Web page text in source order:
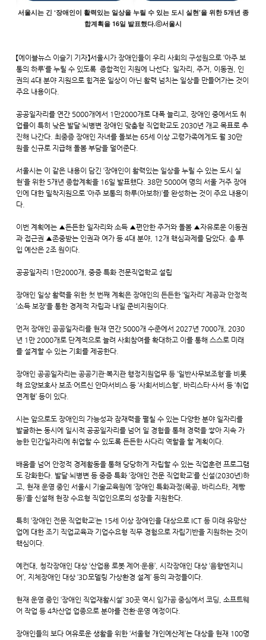
서울시는 긴 ‘장애인이 활력있는 일상을 누릴 수 있는 도시 실현’을 위한 5개년 종
합계획을 16일 발표했다.ⓒ서울시
【에이블뉴스 이슬기 기자】서울시가 장애인들이 우리 사회의 구성원으로 ‘아주 보
통의 하루’를 누릴 수 있도록 종합적인 지원에 나선다. 일자리, 주거, 이동권, 인
권의 4대 분야 지원으로 힘겨운 일상이 아닌 활력 넘치는 일상을 만들어가는 것이
주요 내용이다.
공공일자리를 연간 5000개에서 1만2000개로 대폭 늘리고, 장애인 중에서도 취
업률이 특히 낮은 발달·뇌병변 장애인 맞춤형 직업학교도 2030년 개교 목표로 추
진해 나간다. 최중증 장애인 자녀를 돌보는 65세 이상 고령가족에게도 월 30만
원을 신규로 지급해 돌봄 부담을 덜어준다.
서울시는 이 같은 내용이 담긴 ‘장애인이 활력있는 일상을 누릴 수 있는 도시 실
현’을 위한 5개년 종합계획을 16일 발표했다. 38만 5000여 명의 서울 거주 장애
인에 대한 밀착지원으로 ‘아주 보통의 하루(아보하)’를 완성하는 것이 주요 내용이
다.
이번 계획에는 ▲든든한 일자리와 소득 ▲편안한 주거와 돌봄 ▲자유로운 이동권
과 접근권 ▲존중받는 인권과 여가 등 4대 분야, 12개 핵심과제를 담았다. 총 투
입 예산은 2조 원이다.
공공일자리 1만2000개, 중증 특화 전문직업학교 설립
장애인 일상 활력을 위한 첫 번째 계획은 장애인의 든든한 ‘일자리’ 제공과 안정적
‘소득 보장’을 통한 경제적 자립과 내일 준비지원이다.
먼저 장애인 공공일자리를 현재 연간 5000개 수준에서 2027년 7000개, 2030
년 1만 2000개로 단계적으로 늘려 사회참여를 확대하고 이를 통해 스스로 미래
를 설계할 수 있는 기회를 제공한다.
장애인 공공일자리는 공공기관·복지관 행정지원업무 등 ‘일반사무보조형’을 비롯
해 요양보호사 보조·어르신 안마서비스 등 ‘사회서비스형’, 바리스타·사서 등 ‘취업
연계형’ 등이 있다.
시는 앞으로도 장애인의 가능성과 잠재력을 펼칠 수 있는 다양한 분야 일자리를
발굴하는 동시에 일시적 공공일자리를 넘어 일 경험을 통해 경력을 쌓아 지속 가
능한 민간일자리에 취업할 수 있도록 든든한 사다리 역할을 할 계획이다.
배움을 넘어 안정적 경제활동을 통해 당당하게 자립할 수 있는 직업훈련 프로그램
도 강화한다. 발달·뇌병변 등 중증 특화 ‘장애인 전문 직업학교’를 신설(2030년)하
고, 현재 운영 중인 서울시 기술교육원에 ‘장애인 특화과정(목공, 바리스타, 제빵
등)’을 신설해 현장 수요형 직업인으로의 성장을 지원한다.
특히 ‘장애인 전문 직업학교’는 15세 이상 장애인을 대상으로 ICT 등 미래 유망산
업에 대한 조기 직업교육과 기업수요형 직무 경험으로 자립기반을 지원하는 것이
핵심이다.
예컨대, 청각장애인 대상 ‘산업용 로봇 제어·운용’, 시각장애인 대상 ‘음향엔지니
어’, 지체장애인 대상 ‘3D모델링 가상환경 설계’ 등의 과정들이다.
현재 운영 중인 ‘장애인 직업재활시설’ 30곳 역시 임가공 중심에서 코딩, 소프트웨
어 작업 등 4차산업 업종으로 분야를 전환·운영 예정이다.
장애인들의 보다 여유로운 생활을 위한 ‘서울형 개인예산제’는 대상을 현재 100명